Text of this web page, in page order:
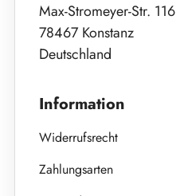
Max-Stromeyer-Str. 116
78467 Konstanz
Deutschland
Information
Widerrufsrecht
Zahlungsarten